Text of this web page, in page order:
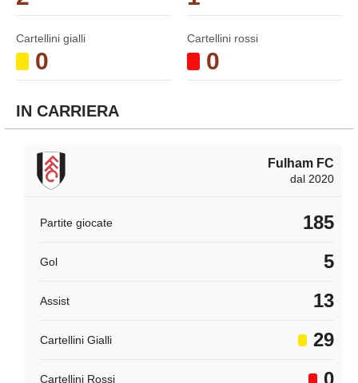
Cartellini gialli
0
Cartellini rossi
0
IN CARRIERA
Fulham FC
dal 2020
Partite giocate 185
Gol 5
Assist 13
Cartellini Gialli 29
Cartellini Rossi